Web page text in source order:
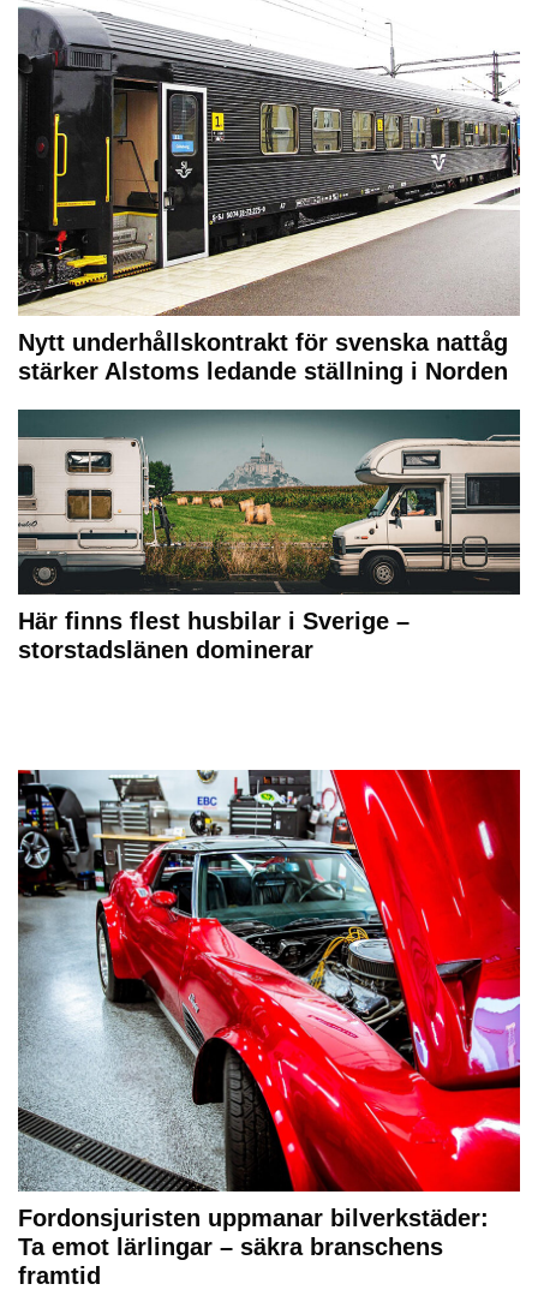
Nytt underhållskontrakt för svenska nattåg
stärker Alstoms ledande ställning i Norden
Här finns flest husbilar i Sverige –
storstadslänen dominerar
Fordonsjuristen uppmanar bilverkstäder:
Ta emot lärlingar – säkra branschens
framtid